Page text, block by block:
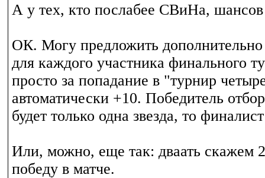
А у тех, кто послабее СВиНа,
ОК. Могу предложить дополнительно
для каждого участника финального
просто за попадание в "турнир
автоматически +10. Победитель
будет только одна звезда, то
Или, можно, еще так: дваать скажем
победу в матче.